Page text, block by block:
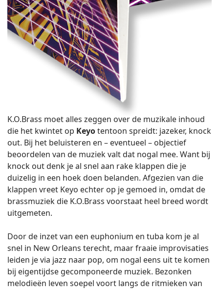
K.O.Brass moet alles zeggen over de muzikale inhoud
die het kwintet op Keyotentoon spreidt: jazeker, knock
out. Bij het beluisteren en – eventueel – objectief
beoordelen van de muziek valt dat nogal mee. Want bij
knock out denk je al snel aan rake klappen die je
duizelig in een hoek doen belanden. Afgezien van die
klappen vreet Keyo echter op je gemoed in, omdat de
brassmuziek die K.O.Brass voorstaat heel breed wordt
uitgemeten.
Door de inzet van een euphonium en tuba kom je al
snel in New Orleans terecht, maar fraaie improvisaties
leiden je via jazz naar pop, om nogal eens uit te komen
bij eigentijdse gecomponeerde muziek. Bezonken
melodieën leven soepel voort langs de ritmieken van